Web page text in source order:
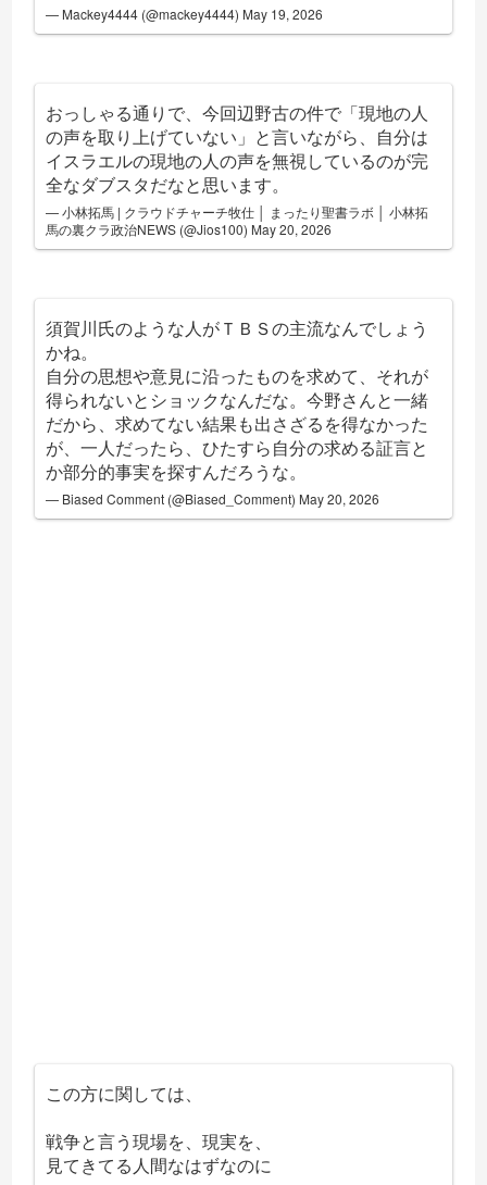
— Mackey4444 (@mackey4444) May 19, 2026
おっしゃる通りで、今回辺野古の件で「現地の人
の声を取り上げていない」と言いながら、自分は
イスラエルの現地の人の声を無視しているのが完
全なダブスタだなと思います。
— 小林拓馬 | クラウドチャーチ牧仕 │ まったり聖書ラボ │ 小林拓
馬の裏クラ政治NEWS (@Jios100) May 20, 2026
須賀川氏のような人がＴＢＳの主流なんでしょう
かね。
自分の思想や意見に沿ったものを求めて、それが
得られないとショックなんだな。今野さんと一緒
だから、求めてない結果も出さざるを得なかった
が、一人だったら、ひたすら自分の求める証言と
か部分的事実を探すんだろうな。
— Biased Comment (@Biased_Comment) May 20, 2026
この方に関しては、
戦争と言う現場を、現実を、
見てきてる人間なはずなのに